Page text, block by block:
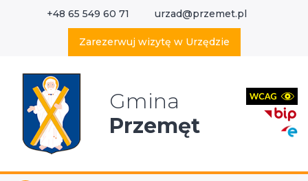
+48 65 549 60 71 urzad@przemet.pl
Zarezerwuj wizytę w Urzędzie
Gmina
Przemęt
Wyszukaj w serwisie